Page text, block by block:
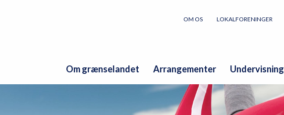
OM OS LOKALFORENINGER
Om grænselandet Arrangementer Undervisning